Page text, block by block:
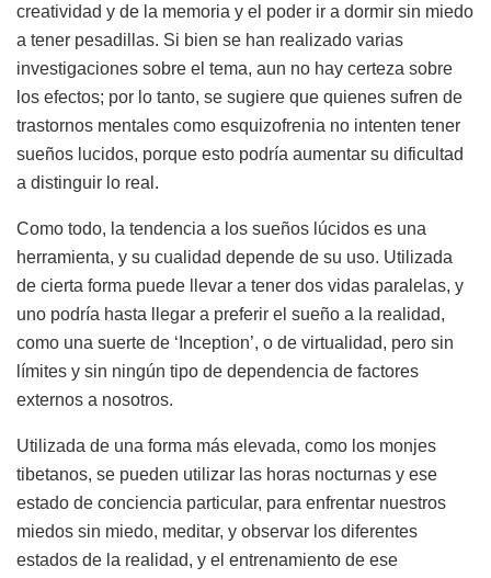
creatividad y de la memoria y el poder ir a dormir sin miedo
a tener pesadillas. Si bien se han realizado varias
investigaciones sobre el tema, aun no hay certeza sobre
los efectos; por lo tanto, se sugiere que quienes sufren de
trastornos mentales como esquizofrenia no intenten tener
sueños lucidos, porque esto podría aumentar su dificultad
a distinguir lo real.
Como todo, la tendencia a los sueños lúcidos es una
herramienta, y su cualidad depende de su uso. Utilizada
de cierta forma puede llevar a tener dos vidas paralelas, y
uno podría hasta llegar a preferir el sueño a la realidad,
como una suerte de ‘Inception’, o de virtualidad, pero sin
límites y sin ningún tipo de dependencia de factores
externos a nosotros.
Utilizada de una forma más elevada, como los monjes
tibetanos, se pueden utilizar las horas nocturnas y ese
estado de conciencia particular, para enfrentar nuestros
miedos sin miedo, meditar, y observar los diferentes
estados de la realidad, y el entrenamiento de ese